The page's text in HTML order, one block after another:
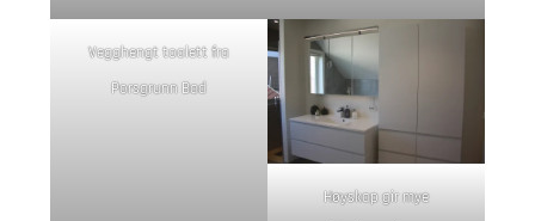
Vegghengt toalett fra
Porsgrunn Bad
Høyskap gir mye